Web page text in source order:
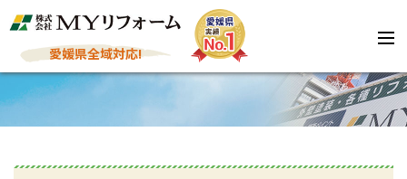
愛媛県全域対応!